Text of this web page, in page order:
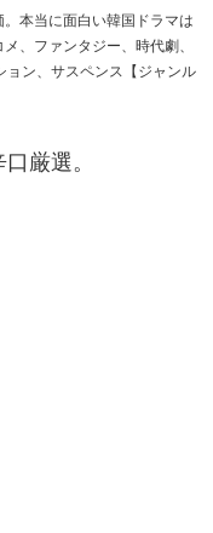
本当に面白い韓国ドラマは
、ファンタジー、時代劇、
ョン、サスペンス【ジャンル
厳選。